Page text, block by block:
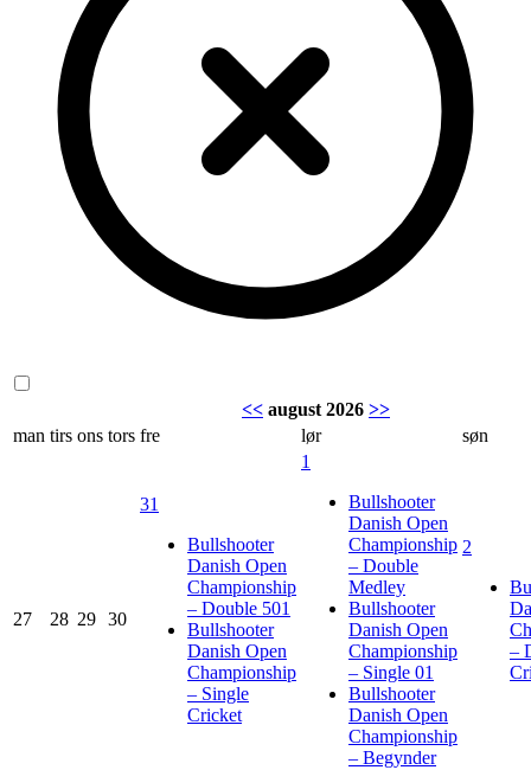
<< august 2026 >>
man tirs ons tors fre lør søn
27 28 29 30
31
Bullshooter
Danish Open
Championship
– Double 501
Bullshooter
Danish Open
Championship
– Single
Cricket
1
Bullshooter
Danish Open
Championship
– Double
Medley
Bullshooter
Danish Open
Championship
– Single 01
Bullshooter
Danish Open
Championship
– Begynder
2
–